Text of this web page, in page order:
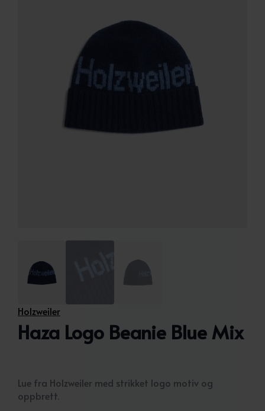
Holzweiler
Haza Logo Beanie Blue Mix
Lue fra Holzweiler med strikket logo motiv og
oppbrett.